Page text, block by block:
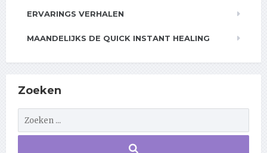
ERVARINGS VERHALEN
MAANDELIJKS DE QUICK INSTANT HEALING
Zoeken